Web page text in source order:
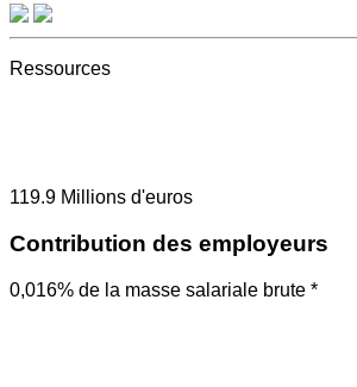
Ressources
119.9 Millions d'euros
Contribution des employeurs
0,016% de la masse salariale brute *